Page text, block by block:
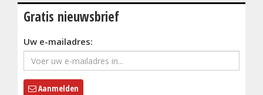
Gratis nieuwsbrief
Uw e-mailadres:
Aanmelden